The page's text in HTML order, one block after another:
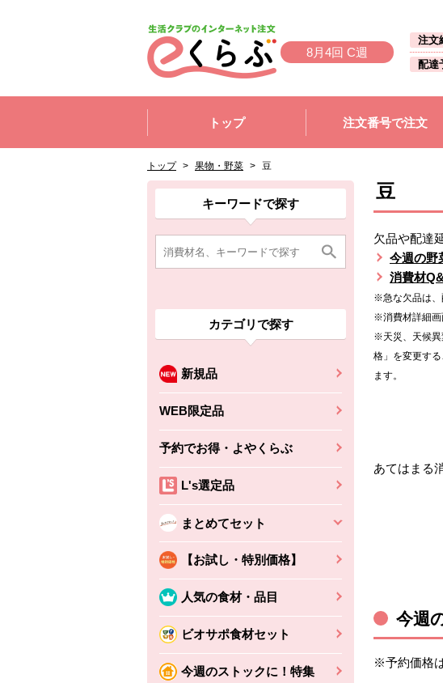
8月4回 C週
注文
配達
トップ
注文番号で注文
トップ > 果物・野菜 > 豆
ここから消費材検索メニューです。
キーワードで探す
カテゴリで探す
新規品
WEB限定品
予約でお得・よやくらぶ
L's選定品
まとめてセット
【お試し・特別価格】
人気の食材・品目
ビオサポ食材セット
今週のストックに！特集
消費材検索メニューここまで。
ここから本文です。
ここから組合員向けメニューです。
組合員向けメニューここまで。
ここから本文です。 豆
欠品や配達
今週の野
消費材
※急な欠品は、
※消費材詳細画
※天災、天候異
格」を変更す
ます。
あてはまる
今週
※予約価格